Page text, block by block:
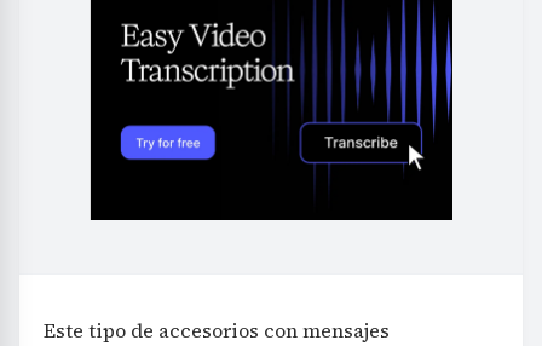
Este tipo de accesorios con mensajes